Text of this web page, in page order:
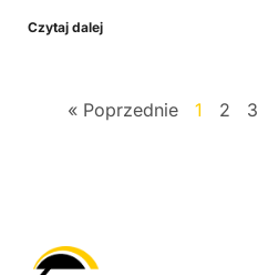
Czytaj dalej
« Poprzednie 1 2 3